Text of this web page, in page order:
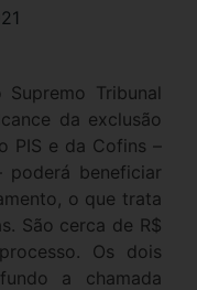
Tribunal
da exclusão
PIS e da Cofins –
poderá beneficiar
o que trata
São cerca de R$
Os dois
a chamada